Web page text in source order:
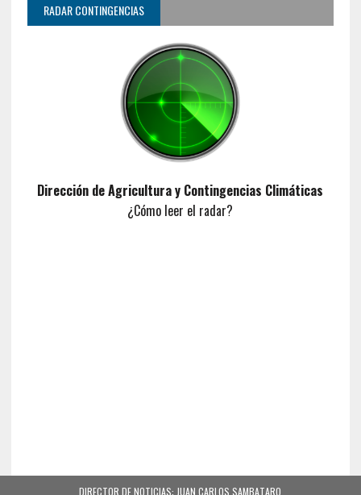
RADAR CONTINGENCIAS
Dirección de Agricultura y Contingencias Climáticas
¿Cómo leer el radar?
DIRECTOR DE NOTICIAS: JUAN CARLOS SAMBATARO